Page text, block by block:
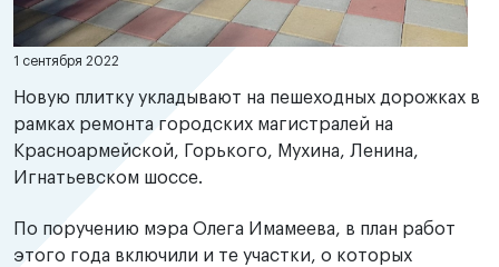
1 сентября 2022
Новую плитку укладывают на пешеходных дорожках в
рамках ремонта городских магистралей на
Красноармейской, Горького, Мухина, Ленина,
Игнатьевском шоссе.
По поручению мэра Олега Имамеева, в план работ
этого года включили и те участки, о которых